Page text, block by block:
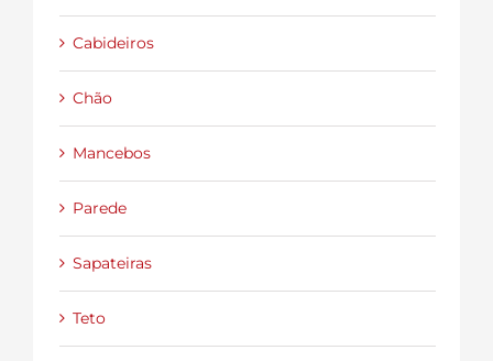
Cabideiros
Chão
Mancebos
Parede
Sapateiras
Teto